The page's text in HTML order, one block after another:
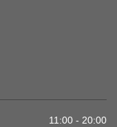
11:00 - 20:00